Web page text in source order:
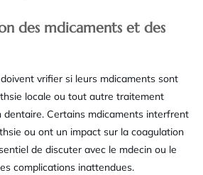
des mdicaments et des
vrifier si leurs mdicaments sont
locale ou tout autre traitement
dentaire. Certains mdicaments interfrent
ou ont un impact sur la coagulation
de discuter avec le mdecin ou le
complications inattendues.